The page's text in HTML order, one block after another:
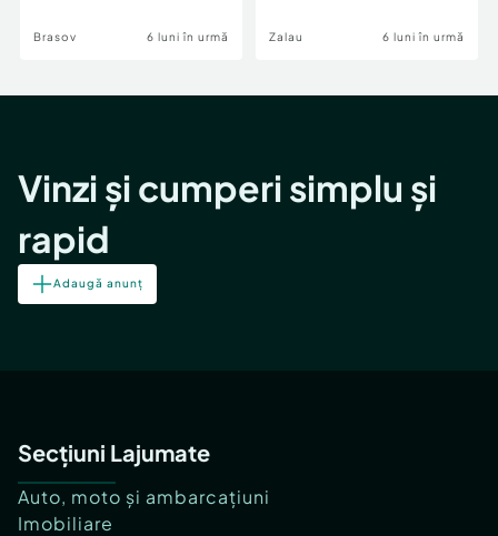
Brasov 6 luni în urmă Zalau 6 luni în urmă
Vinzi și cumperi simplu și
rapid
Adaugă anunț
Secțiuni Lajumate
Auto, moto și ambarcațiuni
Imobiliare